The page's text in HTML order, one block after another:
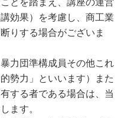
効果）を考慮し、商工業
りする場合がございま
力団準構成員その他これ
勢力」といいます）また
する者である場合は、当
ます。